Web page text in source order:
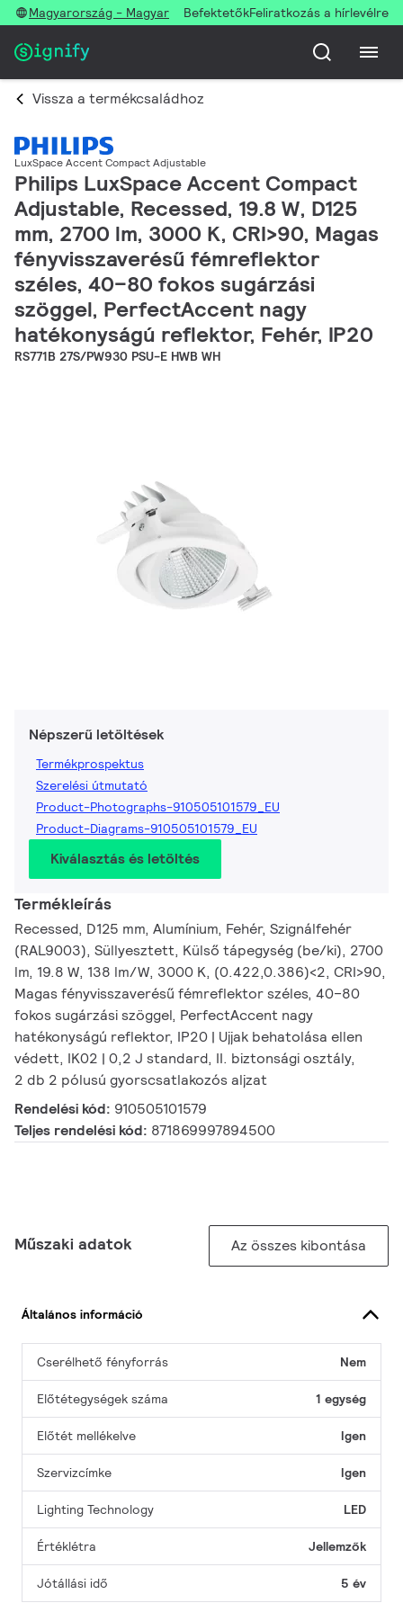
Magyarország - Magyar BefektetőkFeliratkozás a hírlevélre
Vissza a termékcsaládhoz
LuxSpace Accent Compact Adjustable
Philips LuxSpace Accent Compact
Adjustable, Recessed, 19.8 W, D125
mm, 2700 lm, 3000 K, CRI>90, Magas
fényvisszaverésű fémreflektor
széles, 40–80 fokos sugárzási
szöggel, PerfectAccent nagy
hatékonyságú reflektor, Fehér, IP20
RS771B 27S/PW930 PSU-E HWB WH
Népszerű letöltések
Termékprospektus
Szerelési útmutató
Product-Photographs-910505101579_EU
Product-Diagrams-910505101579_EU
Kiválasztás és letöltés
Termékleírás
Recessed, D125 mm, Alumínium, Fehér, Szignálfehér
(RAL9003), Süllyesztett, Külső tápegység (be/ki), 2700
lm, 19.8 W, 138 lm/W, 3000 K, (0.422,0.386)<2, CRI>90,
Magas fényvisszaverésű fémreflektor széles, 40–80
fokos sugárzási szöggel, PerfectAccent nagy
hatékonyságú reflektor, IP20 | Ujjak behatolása ellen
védett, IK02 | 0,2 J standard, II. biztonsági osztály,
2 db 2 pólusú gyorscsatlakozós aljzat
Rendelési kód: 910505101579
Teljes rendelési kód: 871869997894500
Műszaki adatok Az összes kibontása
Általános információ
Cserélhető fényforrás Nem
Előtétegységek száma 1 egység
Előtét mellékelve Igen
Szervizcímke Igen
Lighting Technology LED
Értéklétra Jellemzők
Jótállási idő 5 év